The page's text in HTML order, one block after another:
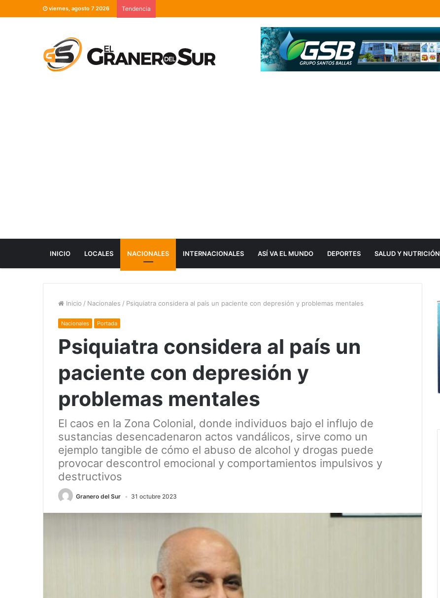
viernes, agosto 7 2026 Tendencia
INICIO LOCALES NACIONALES INTERNACIONALES ASÍ VA EL MUNDO DEPORTES SALUD Y NUTRICIÓN
Inicio / Nacionales / Psiquiatra considera al país un paciente con depresión y problemas mentales
Nacionales Portada
Psiquiatra considera al país un
paciente con depresión y
problemas mentales
El caos en la Zona Colonial, donde individuos bajo el influjo de
sustancias desencadenaron actos vandálicos, sirve como un
ejemplo tangible de cómo el abuso de alcohol y drogas puede
provocar descontrol emocional y comportamientos impulsivos y
destructivos
Granero del Sur 31 octubre 2023